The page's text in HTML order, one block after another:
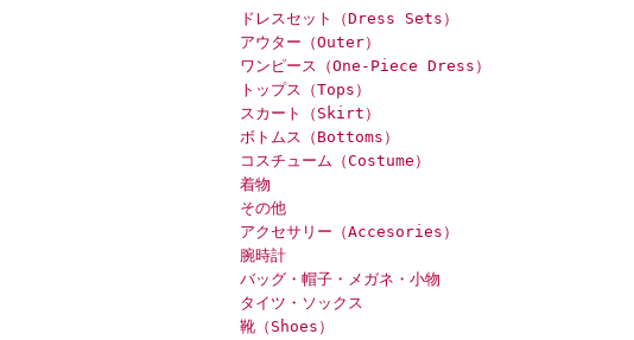
ドレスセット（Dress Sets）
アウター（Outer）
ワンピース（One-Piece Dress）
トップス（Tops）
スカート（Skirt）
ボトムス（Bottoms）
コスチューム（Costume）
着物
その他
アクセサリー（Accesories）
腕時計
バッグ・帽子・メガネ・小物
タイツ・ソックス
靴（Shoes）